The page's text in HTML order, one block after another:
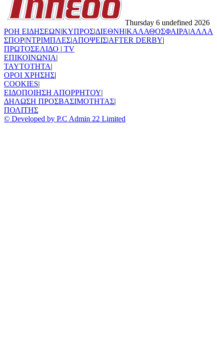
Thursday 6 undefined 2026
ΡΟΗ ΕΙΔΗΣΕΩΝ|ΚΥΠΡΟΣ|ΔΙΕΘΝΗ|ΚΑΛΑΘΟΣΦΑΙΡΑ|ΑΛΛΑ
ΣΠΟΡ|ΝΤΡΙΜΠΛΕΣ|ΑΠΟΨΕΙΣ|AFTER DERBY|
ΠΡΩΤΟΣΕΛΙΔΟ | TV
ΕΠΙΚΟΙΝΩΝΙΑ|
TAYTOTHTA|
ΟΡΟΙ ΧΡΗΣΗΣ|
COOKIES|
ΕΙΔΟΠΟΙΗΣΗ ΑΠΟΡΡΗΤΟΥ|
ΔΗΛΩΣΗ ΠΡΟΣΒΑΣΙΜΟΤΗΤΑΣ|
ΠΟΛΙΤΗΣ
© Developed by P.C Admin 22 Limited